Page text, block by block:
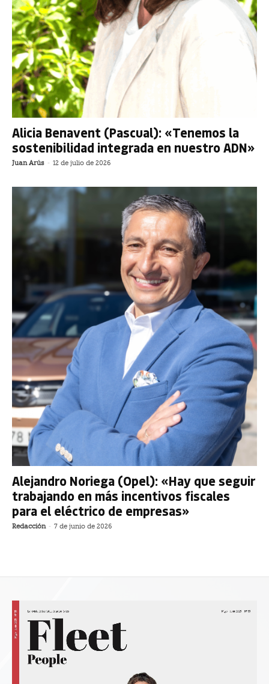
Alicia Benavent (Pascual): «Tenemos la
sostenibilidad integrada en nuestro ADN»
Juan Arús - 12 de julio de 2026
Alejandro Noriega (Opel): «Hay que seguir
trabajando en más incentivos fiscales
para el eléctrico de empresas»
Redacción - 7 de junio de 2026